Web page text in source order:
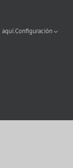
aquí.Configuración